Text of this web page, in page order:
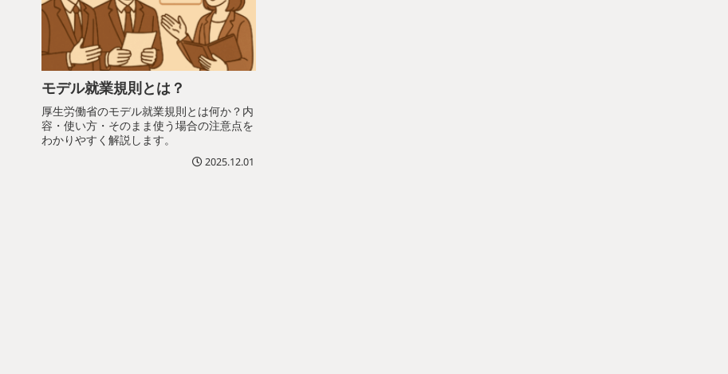
モデル就業規則とは？
厚生労働省のモデル就業規則とは何か？内
容・使い方・そのまま使う場合の注意点を
わかりやすく解説します。
2025.12.01